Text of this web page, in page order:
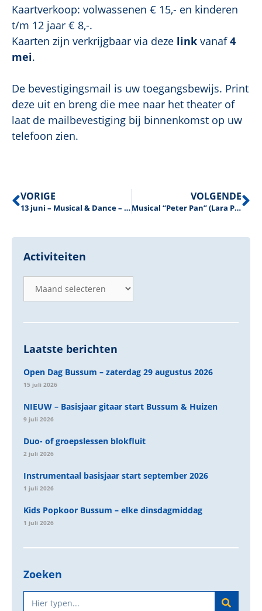
Activiteiten
Laatste berichten
Open Dag Bussum – zaterdag 29 augustus 2026
15 juli 2026
NIEUW – Basisjaar gitaar start Bussum & Huizen
9 juli 2026
Duo- of groepslessen blokfluit
2 juli 2026
Instrumentaal basisjaar start september 2026
1 juli 2026
Kids Popkoor Bussum – elke dinsdagmiddag
1 juli 2026
Zoeken
Kaartverkoop: volwassenen € 15,- en kinderen
t/m 12 jaar € 8,-.
Kaarten zijn verkrijgbaar via deze link vanaf4
mei.
De bevestigingsmail is uw toegangsbewijs. Print
deze uit en breng die mee naar het theater of
laat de mailbevestiging bij binnenkomst op uw
telefoon zien.
VORIGE
13 juni – Musical & Dance – Lion King
VOLGENDE
Musical “Peter Pan” (Lara Pan) – zondag 21 juni om 16.00 uur